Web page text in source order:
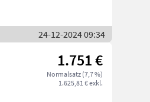
24-12-2024 09:34
1.751 €
Normalsatz (7,7 %)
1.625,81 € exkl.